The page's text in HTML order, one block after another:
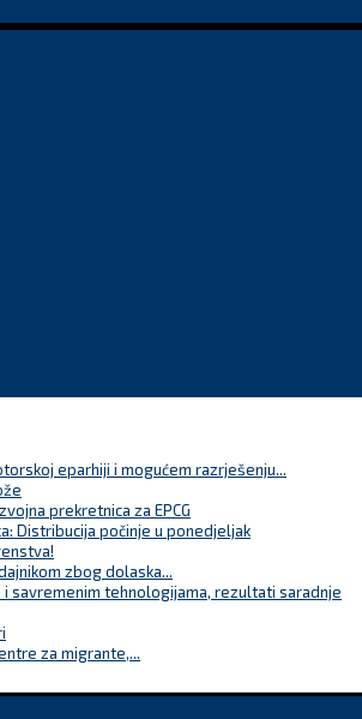
eparhiji i mogućem razrješenju...
prekretnica za EPCG
Distribucija počinje u ponedjeljak
zbog dolaska...
savremenim tehnologijama, rezultati saradnje
za migrante,...